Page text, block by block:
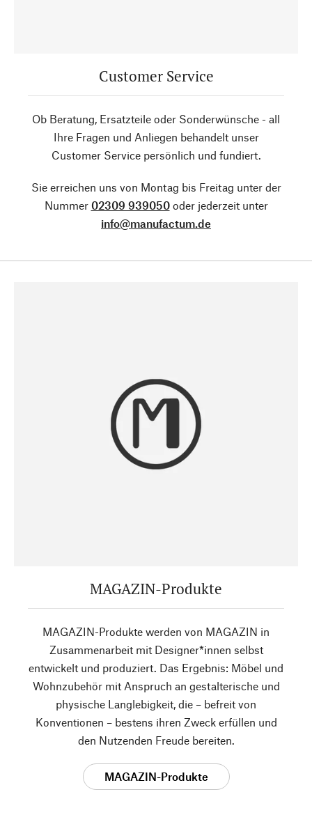
Customer Service
Ob Beratung, Ersatzteile oder Sonderwünsche - all
Ihre Fragen und Anliegen behandelt unser
Customer Service persönlich und fundiert.
Sie erreichen uns von Montag bis Freitag unter der
Nummer 02309 939050oder jederzeit unter
info@manufactum.de
MAGAZIN-Produkte
MAGAZIN-Produkte werden von MAGAZIN in
Zusammenarbeit mit Designer*innen selbst
entwickelt und produziert. Das Ergebnis: Möbel und
Wohnzubehör mit Anspruch an gestalterische und
physische Langlebigkeit, die – befreit von
Konventionen – bestens ihren Zweck erfüllen und
den Nutzenden Freude bereiten.
MAGAZIN-Produkte